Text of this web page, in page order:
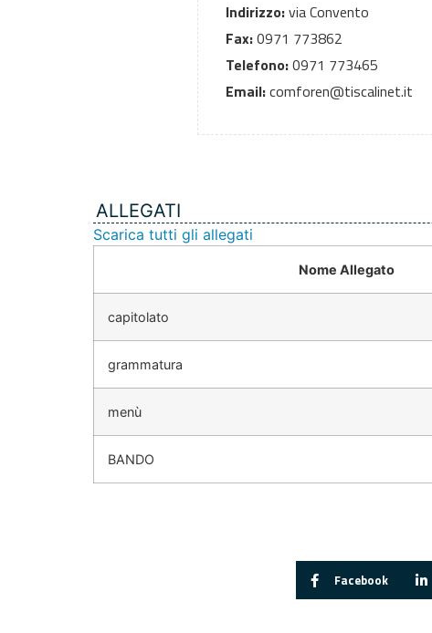
Indirizzo:via Convento
Fax:0971 773862
Telefono:0971 773465
Email:comforen@tiscalinet.it
ALLEGATI
Scarica tutti gli allegati
Nome Allegato
capitolato
grammatura
menù
BANDO
Facebook